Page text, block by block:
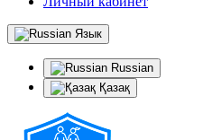
Язык
Russian
Қазақ